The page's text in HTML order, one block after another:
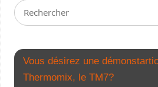
Vous désirez une
Thermomix, le TM7?